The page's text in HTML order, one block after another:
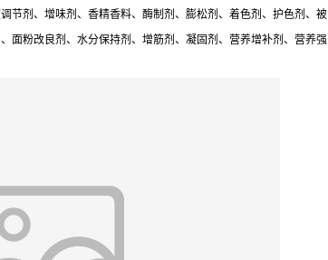
节剂、增味剂、香精香料、酶制剂、膨松剂、着色剂、护色剂、被
面粉改良剂、水分保持剂、增筋剂、凝固剂、营养增补剂、营养强